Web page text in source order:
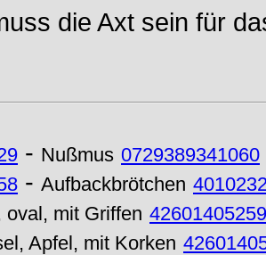
die Axt sein für
- Nußmus 0729389341060
- Aufbackbrötchen
oval, mit Griffen
Apfel, mit Korken